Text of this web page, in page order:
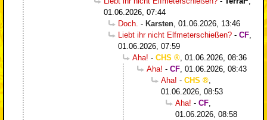
01.06.2026, 07:44
Doch. - Karsten 01.06.2026, 13:46
Liebt ihr nicht Elfmeterschießen? - CF
01.06.2026, 07:59
Aha! - CHS
01.06.2026, 08:36
Aha! - CF 01.06.2026, 08:43
Aha! - CHS
01.06.2026, 08:53
Aha! - CF
01.06.2026, 08:58